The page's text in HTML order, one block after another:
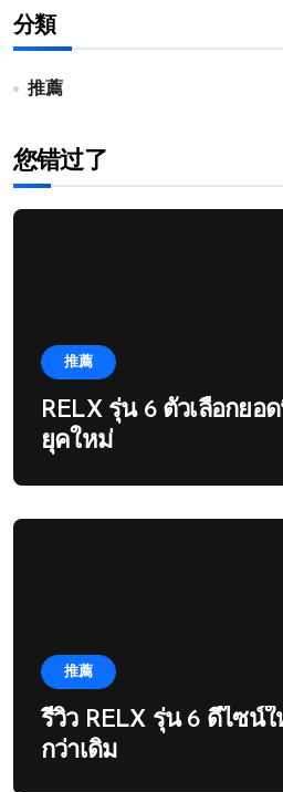
分類
推薦
您错过了
推薦
RELX รุ่น 6 ตัวเลือกยอ
ยุคใหม่
推薦
รีวิว RELX รุ่น 6 ดีไซน์
กว่าเดิม